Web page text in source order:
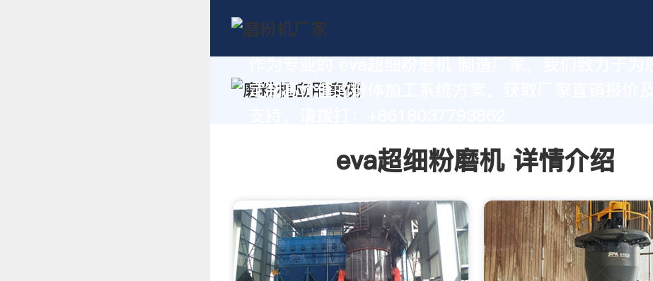
定制高价值的粉体加工系统方案。获取厂家直销报价及
eva超细粉磨机 详情介绍